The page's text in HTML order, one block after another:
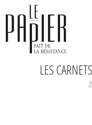
LES
Panneau de gestion des cookies